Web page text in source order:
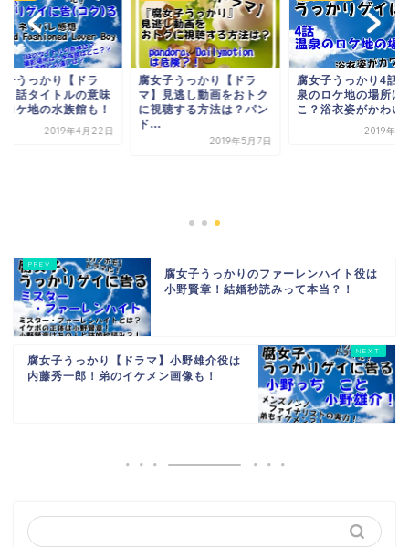
子うっかり【ドラ
１話タイトルの意味
ロケ地の水族館も！
2019年4月22日
腐女子うっかり【ドラ
マ】見逃し動画をおトク
に視聴する方法は？パン
ド...
2019年5月7日
腐女子うっかり4話
泉のロケ地の場所は
こ？浴衣姿がかわい
2019年5
腐女子うっかりのファーレンハイト役は
小野賢章！結婚秒読みって本当？！
腐女子うっかり【ドラマ】小野雄介役は
内藤秀一郎！弟のイケメン画像も！